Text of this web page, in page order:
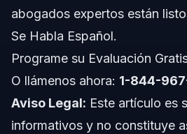
Preguntas Frecuentes
¿Qué es la trata de
Carolina del Norte?
¿Cuántos años pueden
abogados expertos están
Se Habla Español.
Programe su Evaluación
O llámenos ahora: 1-844-
Aviso Legal: Este artículo es
informativos y no constituye